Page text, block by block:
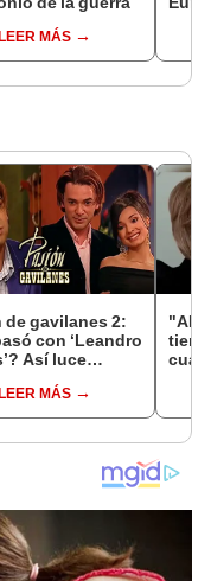
LEER MÁS
de gavilanes 2:
con ‘Leandro
Así luce
LEER MÁS
tiene